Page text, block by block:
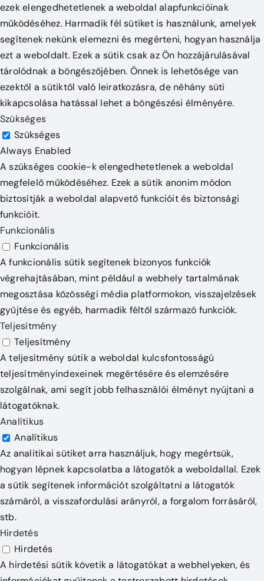
ezek elengedhetetlenek a weboldal alapfunkcióinak
működéséhez. Harmadik fél sütiket is használunk, amelyek
segítenek nekünk elemezni és megérteni, hogyan használja
ezt a weboldalt. Ezek a sütik csak az Ön hozzájárulásával
tárolódnak a böngészőjében. Önnek is lehetősége van
ezektől a sütiktől való leiratkozásra, de néhány süti
kikapcsolása hatással lehet a böngészési élményére.
Szükséges
Szükséges
Always Enabled
A szükséges cookie-k elengedhetetlenek a weboldal
megfelelő működéséhez. Ezek a sütik anonim módon
biztosítják a weboldal alapvető funkcióit és biztonsági
funkcióit.
Funkcionális
Funkcionális
A funkcionális sütik segítenek bizonyos funkciók
végrehajtásában, mint például a webhely tartalmának
megosztása közösségi média platformokon, visszajelzések
gyűjtése és egyéb, harmadik féltől származó funkciók.
Teljesítmény
Teljesítmény
A teljesítmény sütik a weboldal kulcsfontosságú
teljesítményindexeinek megértésére és elemzésére
szolgálnak, ami segít jobb felhasználói élményt nyújtani a
látogatóknak.
Analítikus
Analítikus
Az analitikai sütiket arra használjuk, hogy megértsük,
hogyan lépnek kapcsolatba a látogatók a weboldallal. Ezek
a sütik segítenek információt szolgáltatni a látogatók
számáról, a visszafordulási arányról, a forgalom forrásáról,
stb.
Hirdetés
Hirdetés
A hirdetési sütik követik a látogatókat a webhelyeken, és